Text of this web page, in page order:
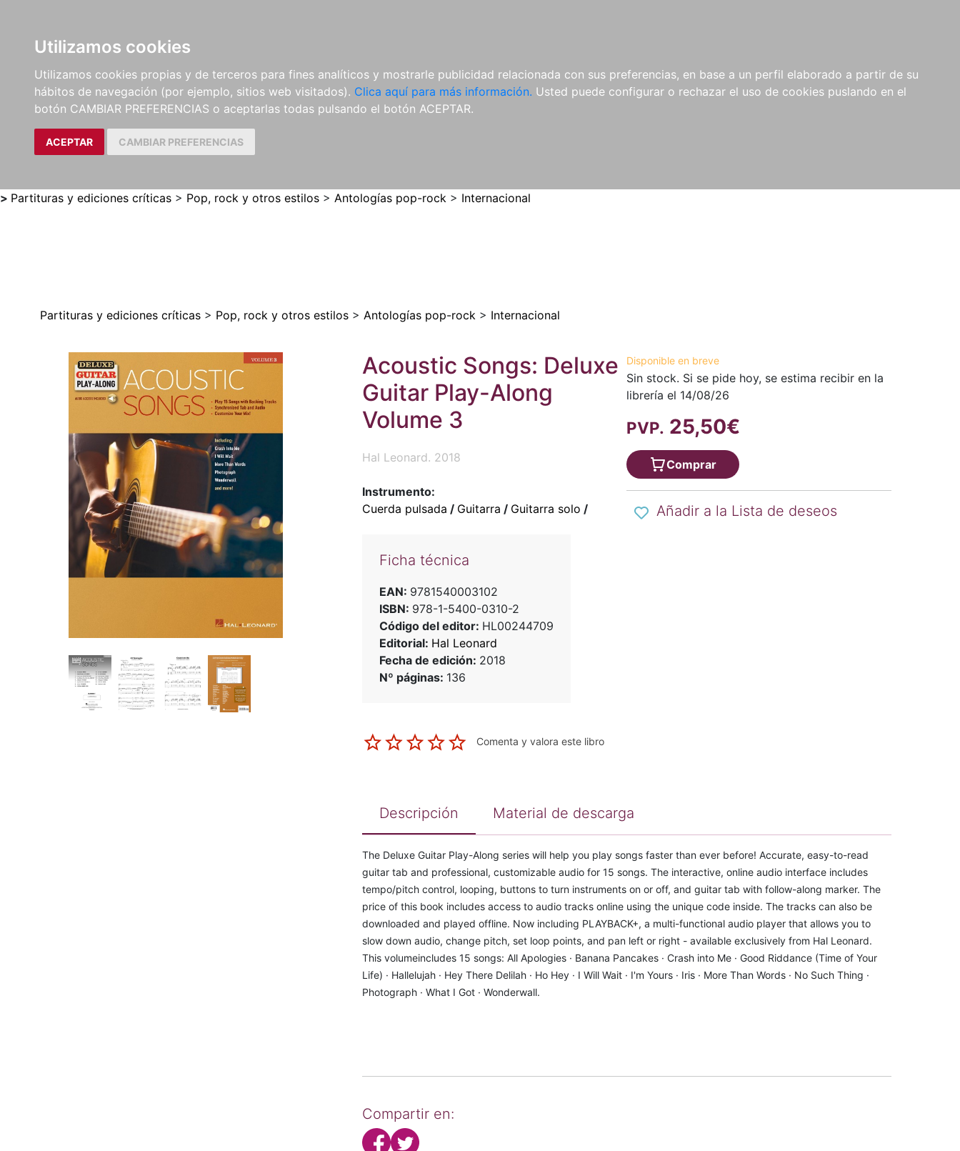
Utilizamos cookies
Utilizamos cookies propias y de terceros para fines analíticos y mostrarle publicidad relacionada con sus preferencias, en base a un perfil elaborado a partir de su
hábitos de navegación (por ejemplo, sitios web visitados). Clica aquí para más información. Usted puede configurar o rechazar el uso de cookies puslando en el
botón CAMBIAR PREFERENCIAS o aceptarlas todas pulsando el botón ACEPTAR.
ACEPTAR CAMBIAR PREFERENCIAS
LIBROS
MÉTODOS Y
EJERCICIOS
PARTITURAS Y EDICIONES
CRÍTICAS
REVISTAS
CDS Y
DVDS
MATERIAL
COMPLEMENTARIO
NOVEDADES NOTICIAS
COMPRAS
INSTITUCIONALES
> Partituras y ediciones críticas > Pop, rock y otros estilos > Antologías pop-rock > Internacional
Partituras y ediciones críticas > Pop, rock y otros estilos > Antologías pop-rock > Internacional
Acoustic Songs: Deluxe
Guitar Play-Along
Volume 3
Hal Leonard. 2018
Instrumento:
Cuerda pulsada / Guitarra / Guitarra solo /
Ficha técnica
EAN: 9781540003102
ISBN: 978-1-5400-0310-2
Código del editor: HL00244709
Editorial: Hal Leonard
Fecha de edición: 2018
Nº páginas: 136
Comenta y valora este libro
Disponible en breve
Sin stock. Si se pide hoy, se estima recibir en la
librería el 14/08/26
PVP. 25,50€
Comprar
Añadir a la Lista de deseos
Descripción Material de descarga
The Deluxe Guitar Play-Along series will help you play songs faster than ever before! Accurate, easy-to-read
guitar tab and professional, customizable audio for 15 songs. The interactive, online audio interface includes
tempo/pitch control, looping, buttons to turn instruments on or off, and guitar tab with follow-along marker. The
price of this book includes access to audio tracks online using the unique code inside. The tracks can also be
downloaded and played offline. Now including PLAYBACK+, a multi-functional audio player that allows you to
slow down audio, change pitch, set loop points, and pan left or right - available exclusively from Hal Leonard.
This volumeincludes 15 songs: All Apologies · Banana Pancakes · Crash into Me · Good Riddance (Time of Your
Life) · Hallelujah · Hey There Delilah · Ho Hey · I Will Wait · I'm Yours · Iris · More Than Words · No Such Thing ·
Photograph · What I Got · Wonderwall.
Compartir en: